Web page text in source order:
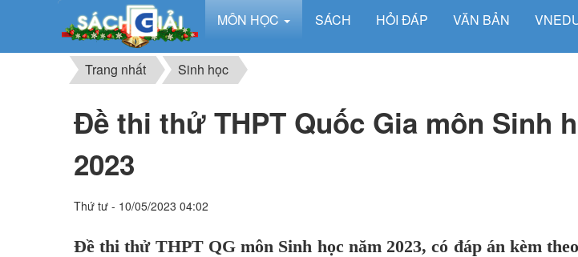
MÔN HỌC SÁCH HỎI ĐÁP VĂN BẢN
Trang nhất Sinh học
Đề thi thử THPT Quốc Gia môn Sinh
2023
Thứ tư - 10/05/2023 04:02
Đề thi thử THPT QG môn Sinh học năm 2023, có đáp án kèm